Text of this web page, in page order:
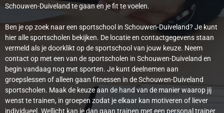
Schouwen-Duiveland te gaan en je fit te voelen.
Ben je op zoek naar een sportschool in Schouwen-Duiveland? Je kunt
hier alle sportscholen bekijken. De locatie en contactgegevens staan
vermeld als je doorklikt op de sportschool van jouw keuze. Neem
contact op met een van de sportscholen in Schouwen-Duiveland en
begin vandaag nog met sporten. Je kunt deelnemen aan
groepslessen of alleen gaan fitnessen in de Schouwen-Duiveland
sportscholen. Maak de keuze aan de hand van de manier waarop jij
wenst te trainen, in groepen zodat je elkaar kan motiveren of liever
individueel. Wellicht kan je dan gaan trainen met een personal trainer